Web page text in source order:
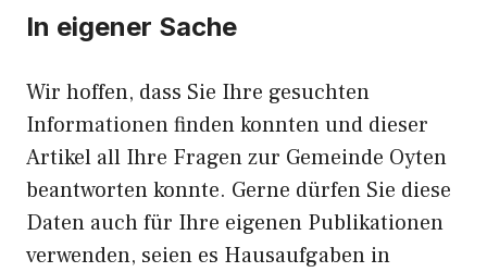
In eigener Sache
Wir hoffen, dass Sie Ihre gesuchten
Informationen finden konnten und dieser
Artikel all Ihre Fragen zur Gemeinde Oyten
beantworten konnte. Gerne dürfen Sie diese
Daten auch für Ihre eigenen Publikationen
verwenden, seien es Hausaufgaben in